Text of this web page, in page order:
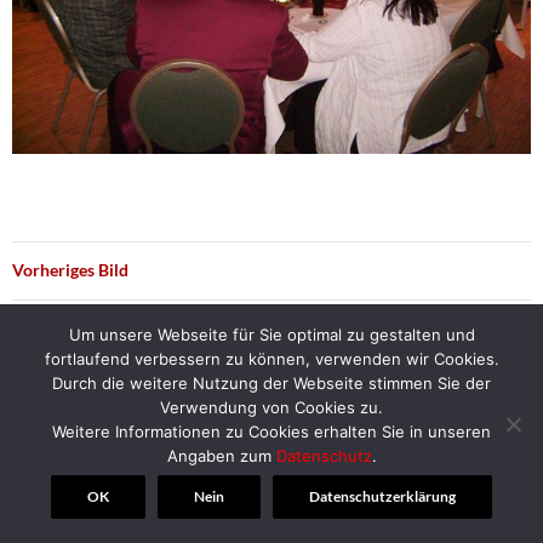
Vorheriges Bild
Nächstes Bild
© 2018 | Alt-Herren-Corps Hannover
Um unsere Webseite für Sie optimal zu gestalten und
fortlaufend verbessern zu können, verwenden wir Cookies.
Durch die weitere Nutzung der Webseite stimmen Sie der
Verwendung von Cookies zu.
Weitere Informationen zu Cookies erhalten Sie in unseren
Angaben zum Datenschutz.
OK Nein Datenschutzerklärung